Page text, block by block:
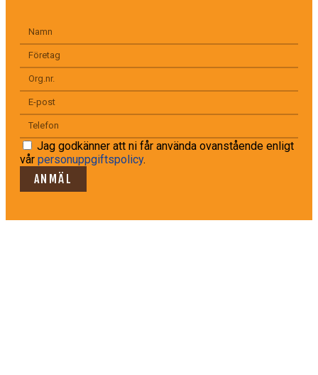
Jag godkänner att ni får använda ovanstående enligt
vår personuppgiftspolicy.
ANMÄL